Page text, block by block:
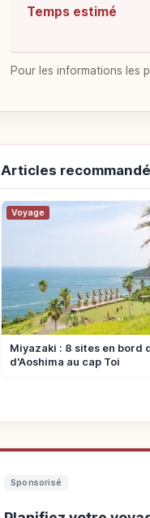
Temps estimé
Pour les informations les
Articles
Voyage
Miyazaki : 8 sites en bord
d'Aoshima au cap Toi
Sponsorisé